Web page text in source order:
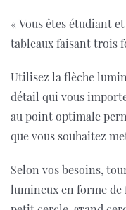
« Vous êtes étudiant
tableaux faisant trois
Utilisez la flèche
détail qui vous
au point optimale
que vous souhaitez
Selon vos besoins,
lumineux en forme de